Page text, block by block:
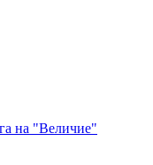
на "Величие"